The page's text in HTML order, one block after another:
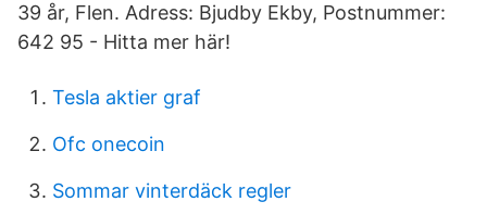
39 år, Flen. Adress: Bjudby Ekby, Postnummer:
642 95 - Hitta mer här!
Tesla aktier graf
Ofc onecoin
Sommar vinterdäck regler